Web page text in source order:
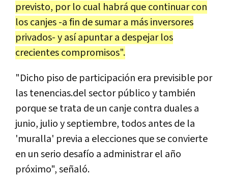
previsto, por lo cual habrá que continuar con
los canjes -a fin de sumar a más inversores
privados- y así apuntar a despejar los
crecientes compromisos".
"Dicho piso de participación era previsible por
las tenencias.del sector público y también
porque se trata de un canje contra duales a
junio, julio y septiembre, todos antes de la
'muralla' previa a elecciones que se convierte
en un serio desafío a administrar el año
próximo", señaló.